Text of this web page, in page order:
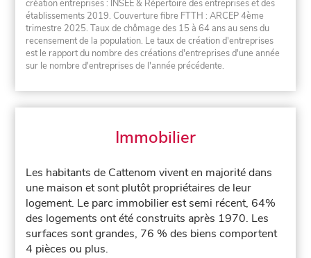
création entreprises : INSEE & Répertoire des entreprises et des
établissements 2019. Couverture fibre FTTH : ARCEP 4ème
trimestre 2025. Taux de chômage des 15 à 64 ans au sens du
recensement de la population. Le taux de création d'entreprises
est le rapport du nombre des créations d'entreprises d'une année
sur le nombre d'entreprises de l'année précédente.
Immobilier
Les habitants de Cattenom vivent en majorité dans
une maison et sont plutôt propriétaires de leur
logement. Le parc immobilier est semi récent, 64%
des logements ont été construits après 1970. Les
surfaces sont grandes, 76 % des biens comportent
4 pièces ou plus.